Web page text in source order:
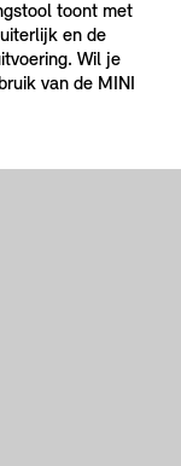
toont met
en de
Wil je
van de MINI